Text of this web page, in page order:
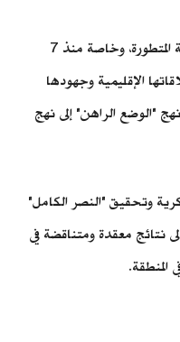
لقد أعادت استراتيجية إسرائيل الأمنية المتطورة، وخاصة منذ 7
تشكيل علاقاتها الإقليمية وجهودها
"الوضع الراهن" إلى نهج
وتحقيق "النصر الكامل"
نتائج معقدة ومتناقضة في
المنطقة.